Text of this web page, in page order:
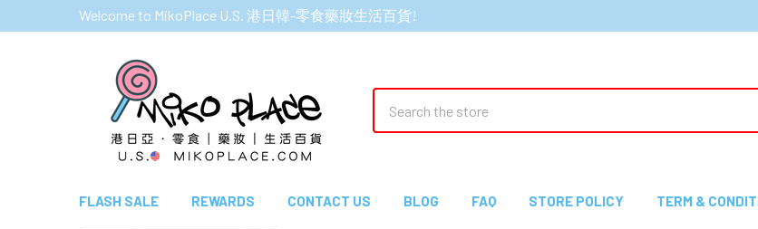
Welcome to MikoPlace U.S. 港日韓-零食藥妝生活百貨!
FLASH SALE REWARDS CONTACT US BLOG FAQ STORE POLICY TERM &